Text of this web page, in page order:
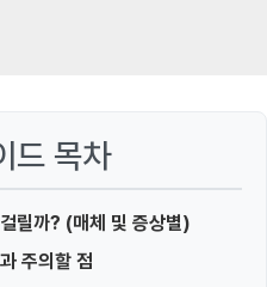
드 목차
릴까? (매체 및 증상별)
주의할 점